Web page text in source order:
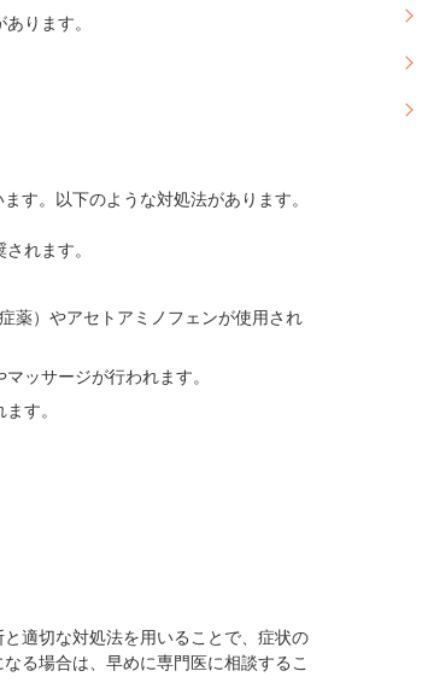
ります。
す。以下のような対処法があります。
れます。
薬）やアセトアミノフェンが使用され
ッサージが行われます。
す。
適切な対処法を用いることで、症状の
る場合は、早めに専門医に相談するこ